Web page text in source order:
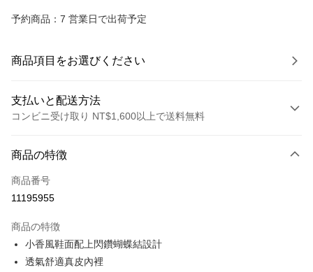
予約商品：7 営業日で出荷予定
商品項目をお選びください
支払いと配送方法
コンビニ受け取り NT$1,600以上で送料無料
クレジットカード1回払い
LINE Pay
JKOPAY
Easy Wallet
商品の特徴
商品番号
11195955
商品の特徴
小香風鞋面配上閃鑽蝴蝶結設計
透氣舒適真皮內裡